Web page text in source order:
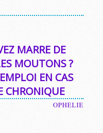
MARRE DE
MOUTONS ?
EN CAS
CHRONIQUE
OPHELIE